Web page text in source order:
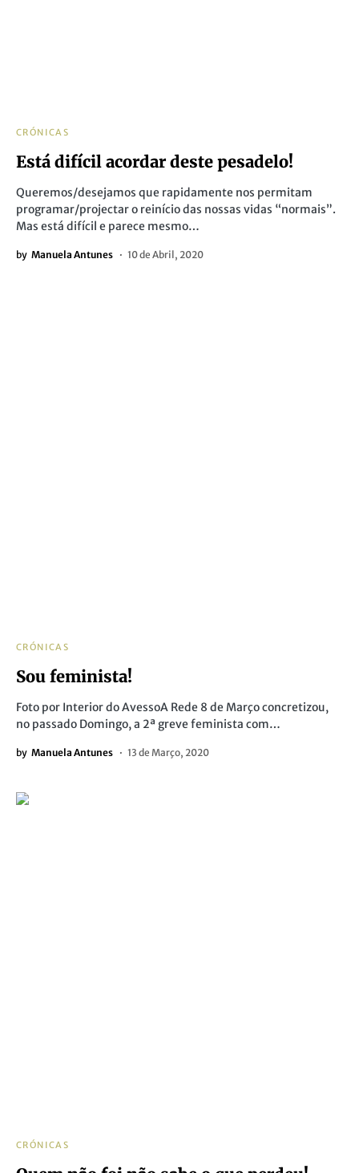
CRÓNICAS
Está difícil acordar deste pesadelo!
Queremos/desejamos que rapidamente nos permitam
programar/projectar o reinício das nossas vidas “normais”.
Mas está difícil e parece mesmo…
by Manuela Antunes 10 de Abril, 2020
CRÓNICAS
Sou feminista!
Foto por Interior do AvessoA Rede 8 de Março concretizou,
no passado Domingo, a 2ª greve feminista com…
by Manuela Antunes 13 de Março, 2020
CRÓNICAS